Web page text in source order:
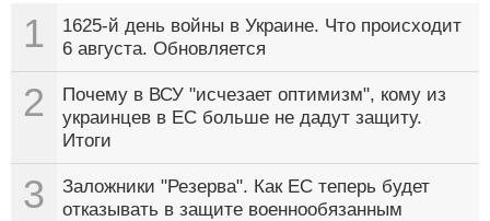
1
1625-й день войны в Украине. Что происходит
6 августа. Обновляется
2
Почему в ВСУ "исчезает оптимизм", кому из
украинцев в ЕС больше не дадут защиту.
Итоги
3
Заложники "Резерва". Как ЕС теперь будет
отказывать в защите военнообязанным